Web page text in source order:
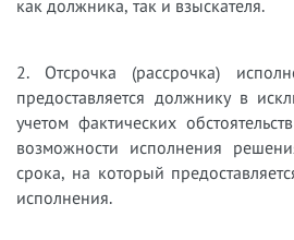
как должника, так и взыскателя.
2. Отсрочка (рассрочка)
предоставляется должнику в
учетом фактических
возможности исполнения
срока, на который
исполнения.